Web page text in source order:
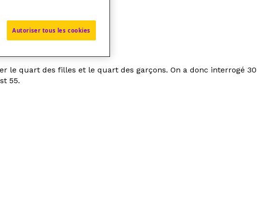
le quart des filles et le quart des garçons. On a donc interrogé 30
55.
Autoriser tous les cookies